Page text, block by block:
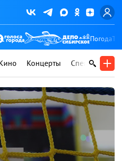
Погода
Концерты Спектакли